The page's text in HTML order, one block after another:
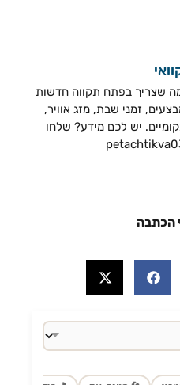
שצריך בפתח תקווה חדשות
זמני שבת, מזג אוויר,
יש לכם מידע? שלחו
הכתבה